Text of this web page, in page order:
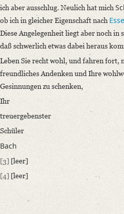
ich aber ausschlug. Neulich hat mich
ob ich in gleicher Eigenschaft nach
Diese Angelegenheit liegt aber noch in
daß schwerlich etwas dabei heraus
Leben Sie recht wohl, und fahren fort,
freundliches Andenken und Ihre
Gesinnungen zu schenken,
Ihr
treuergebenster
Schüler
Bach
[3] [leer]
[4] [leer]